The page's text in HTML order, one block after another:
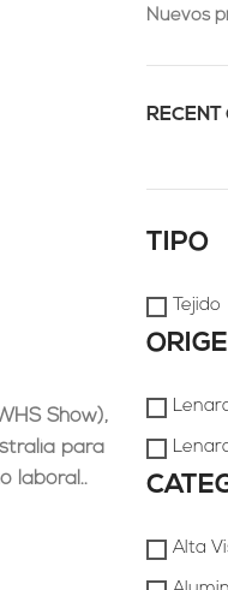
Show),
para
laboral..
Nuevos
TIPO
Tejido
Alta